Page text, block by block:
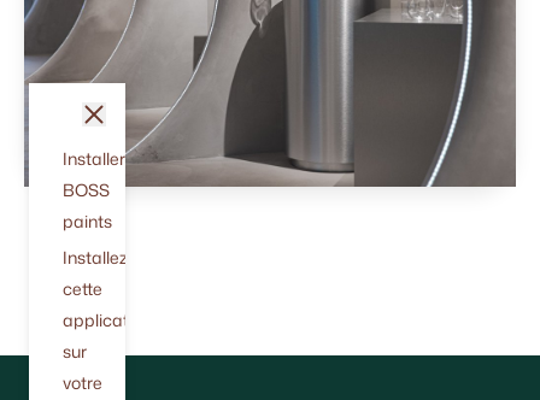
Installer
BOSS
paints
Installez
cette
application
sur
votre
fermer